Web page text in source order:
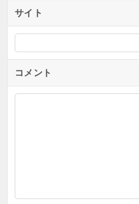
サイト
コメント